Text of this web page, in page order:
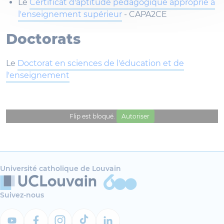
Le Certificat d'aptitude pédagogique approprié à
l'enseignement supérieur - CAPA2CE
Doctorats
Le Doctorat en sciences de l'éducation et de
l'enseignement
Flip est bloqué. Autoriser
Université catholique de Louvain
Suivez-nous